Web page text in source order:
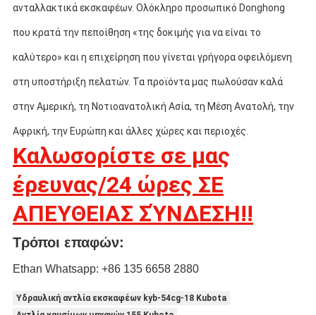
ανταλλακτικά εκσκαφέων. Ολόκληρο προσωπικό Donghong
που κρατά την πεποίθηση «της δοκιμής για να είναι το
καλύτερο» και η επιχείρηση που γίνεται γρήγορα οφειλόμενη
στη υποστήριξη πελατών. Τα προϊόντα μας πωλούσαν καλά
στην Αμερική, τη Νοτιοανατολική Ασία, τη Μέση Ανατολή, την
Αφρική, την Ευρώπη και άλλες χώρες και περιοχές.
Καλωσορίστε σε μας
έρευνας/24 ώρες ΣΕ
ΑΠΕΥΘΕΙΑΣ ΣΎΝΔΕΣΗ!!
Τρόποι επαφών:
Ethan Whatsapp: +86 135 6658 2880
Υδραυλική αντλία εκσκαφέων kyb-54cg-18 Kubota